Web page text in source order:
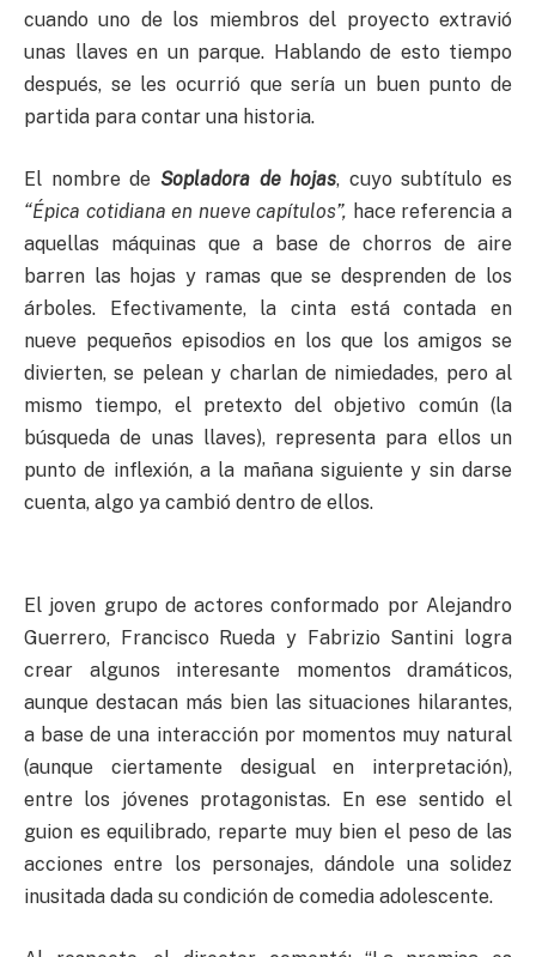
cuando uno de los miembros del proyecto extravió
unas llaves en un parque. Hablando de esto tiempo
después, se les ocurrió que sería un buen punto de
partida para contar una historia.
El nombre de Sopladora de hojas, cuyo subtítulo es
“Épica cotidiana en nueve capítulos”, hace referencia a
aquellas máquinas que a base de chorros de aire
barren las hojas y ramas que se desprenden de los
árboles. Efectivamente, la cinta está contada en
nueve pequeños episodios en los que los amigos se
divierten, se pelean y charlan de nimiedades, pero al
mismo tiempo, el pretexto del objetivo común (la
búsqueda de unas llaves), representa para ellos un
punto de inflexión, a la mañana siguiente y sin darse
cuenta, algo ya cambió dentro de ellos.
El joven grupo de actores conformado por Alejandro
Guerrero, Francisco Rueda y Fabrizio Santini logra
crear algunos interesante momentos dramáticos,
aunque destacan más bien las situaciones hilarantes,
a base de una interacción por momentos muy natural
(aunque ciertamente desigual en interpretación),
entre los jóvenes protagonistas. En ese sentido el
guion es equilibrado, reparte muy bien el peso de las
acciones entre los personajes, dándole una solidez
inusitada dada su condición de comedia adolescente.